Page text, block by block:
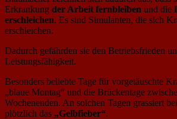
Erkrankung der Arbeit fernbleiben und die
erschleichen. Es sind Simulanten, die sich
erschleichen.
Dadurch gefährden sie den Betriebsfrieden
Leistungsfähigkeit.
Besonders beliebte Tage für vorgetäuschte
„blaue Montag“ und die Brückentage
Wochenenden. An solchen Tagen grassiert
plötzlich das „Gelbfieber“.